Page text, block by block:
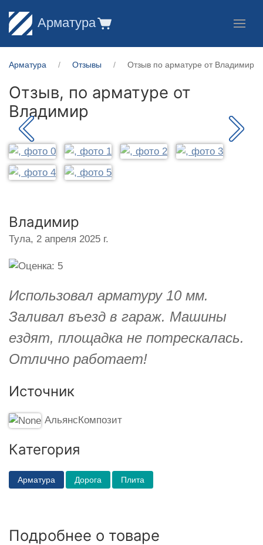
Арматура
Арматура Отзывы Отзыв по арматуре от Владимир
Отзыв, по арматуре от
Владимир
Владимир
Тула, 2 апреля 2025 г.
Использовал арматуру 10 мм.
Заливал въезд в гараж. Машины
ездят, площадка не потрескалась.
Отлично работает!
Источник
АльянсКомпозит
Категория
Арматура Дорога Плита
Подробнее о товаре